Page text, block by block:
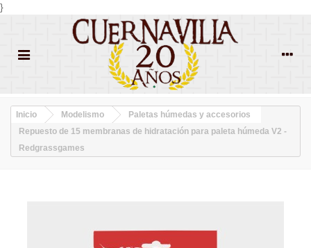
}
Inicio Modelismo
Paletas húmedas y accesorios
Repuesto de 15 membranas de hidratación para paleta húmeda V2 -
Redgrassgames